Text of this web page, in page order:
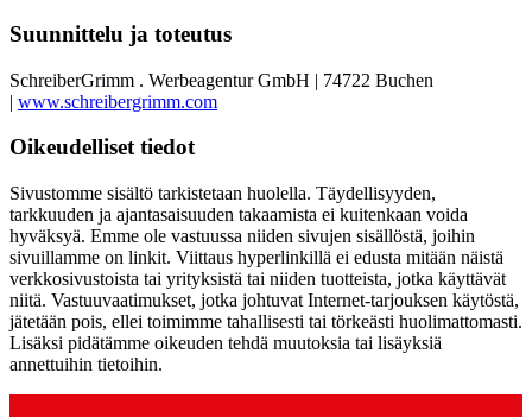
Suunnittelu ja toteutus
SchreiberGrimm . Werbeagentur GmbH | 74722 Buchen
| www.schreibergrimm.com
Oikeudelliset tiedot
Sivustomme sisältö tarkistetaan huolella. Täydellisyyden,
tarkkuuden ja ajantasaisuuden takaamista ei kuitenkaan voida
hyväksyä. Emme ole vastuussa niiden sivujen sisällöstä, joihin
sivuillamme on linkit. Viittaus hyperlinkillä ei edusta mitään näistä
verkkosivustoista tai yrityksistä tai niiden tuotteista, jotka käyttävät
niitä. Vastuuvaatimukset, jotka johtuvat Internet-tarjouksen käytöstä,
jätetään pois, ellei toimimme tahallisesti tai törkeästi huolimattomasti.
Lisäksi pidätämme oikeuden tehdä muutoksia tai lisäyksiä
annettuihin tietoihin.